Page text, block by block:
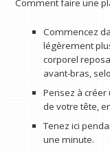
Comment faire une
Commencez
légèrement
corporel
avant-bras,
Pensez à
de votre tête,
Tenez ici
une minute.